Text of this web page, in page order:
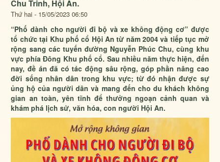
Chu Trinh, Hội An.
Thứ hai - 15/05/2023 06:50
“Phố dành cho người đi bộ và xe không động cơ” được
tổ chức tại Khu phố cổ Hội An từ năm 2004 và tiếp tục mở
rộng sang các tuyến đường Nguyễn Phúc Chu, cùng khu
vực phía Đông Khu phố cổ. Sau nhiều năm thực hiện, đến
nay, đề án đã có tác động sâu rộng, góp phần nâng cao
đời sống nhân dân trong khu vực; từ đó nhận được sự
ủng hộ của người dân và mang đến cho du khách không
gian an toàn, yên tĩnh để thưởng ngoạn cảnh quan và
khám phá lịch sử, văn hóa, con người Hội An.